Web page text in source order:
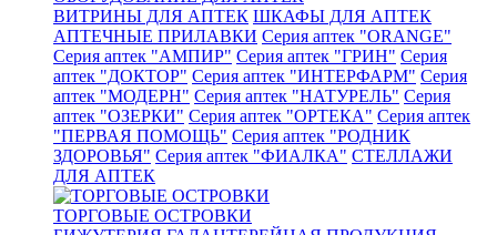
ВИТРИНЫ ДЛЯ АПТЕК ШКАФЫ ДЛЯ АПТЕК
АПТЕЧНЫЕ ПРИЛАВКИ Серия аптек "ORANGE"
Серия аптек "АМПИР" Серия аптек "ГРИН" Серия
аптек "ДОКТОР" Серия аптек "ИНТЕРФАРМ" Серия
аптек "МОДЕРН" Серия аптек "НАТУРЕЛЬ" Серия
аптек "ОЗЕРКИ" Серия аптек "ОРТЕКА" Серия аптек
"ПЕРВАЯ ПОМОЩЬ" Серия аптек "РОДНИК
ЗДОРОВЬЯ" Серия аптек "ФИАЛКА" СТЕЛЛАЖИ
ДЛЯ АПТЕК
ТОРГОВЫЕ ОСТРОВКИ